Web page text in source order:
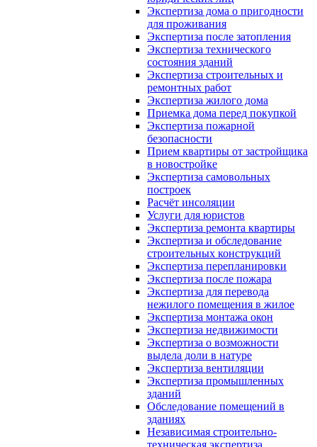
Экспертиза дома о пригодности
для проживания
Экспертиза после затопления
Экспертиза технического
состояния зданий
Экспертиза строительных и
ремонтных работ
Экспертиза жилого дома
Приемка дома перед покупкой
Экспертиза пожарной
безопасности
Прием квартиры от застройщика
в новостройке
Экспертиза самовольных
построек
Расчёт инсоляции
Услуги для юристов
Экспертиза ремонта квартиры
Экспертиза и обследование
строительных конструкций
Экспертиза перепланировки
Экспертиза после пожара
Экспертиза для перевода
нежилого помещения в жилое
Экспертиза монтажа окон
Экспертиза недвижимости
Экспертиза о возможности
выдела доли в натуре
Экспертиза вентиляции
Экспертиза промышленных
зданий
Обследование помещений в
зданиях
Независимая строительно-
техническая экспертиза